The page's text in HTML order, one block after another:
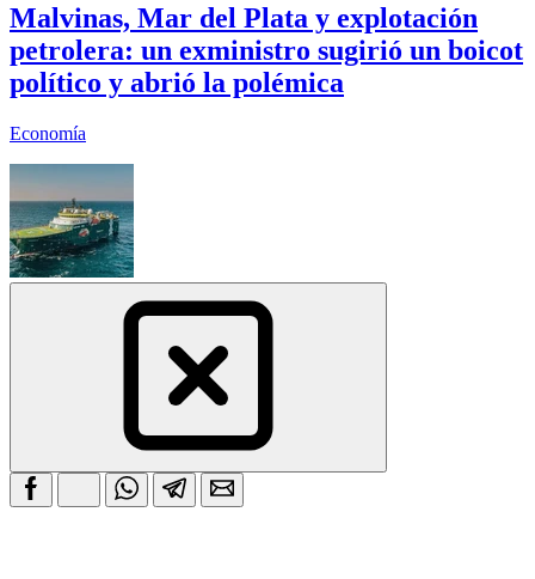
Malvinas, Mar del Plata y explotación
petrolera: un exministro sugirió un boicot
político y abrió la polémica
Economía